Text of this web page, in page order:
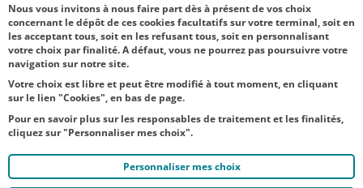
... 9 10 11 12 13 14 15 ...
Nous vous invitons à nous faire part dès à présent de vos choix
concernant le dépôt de ces cookies facultatifs sur votre terminal, soit en
les acceptant tous, soit en les refusant tous, soit en personnalisant
votre choix par finalité. A défaut, vous ne pourrez pas poursuivre votre
navigation sur notre site.
Votre choix est libre et peut être modifié à tout moment, en cliquant
sur le lien "Cookies", en bas de page.
Pour en savoir plus sur les responsables de traitement et les finalités,
cliquez sur "Personnaliser mes choix".
Personnaliser mes choix